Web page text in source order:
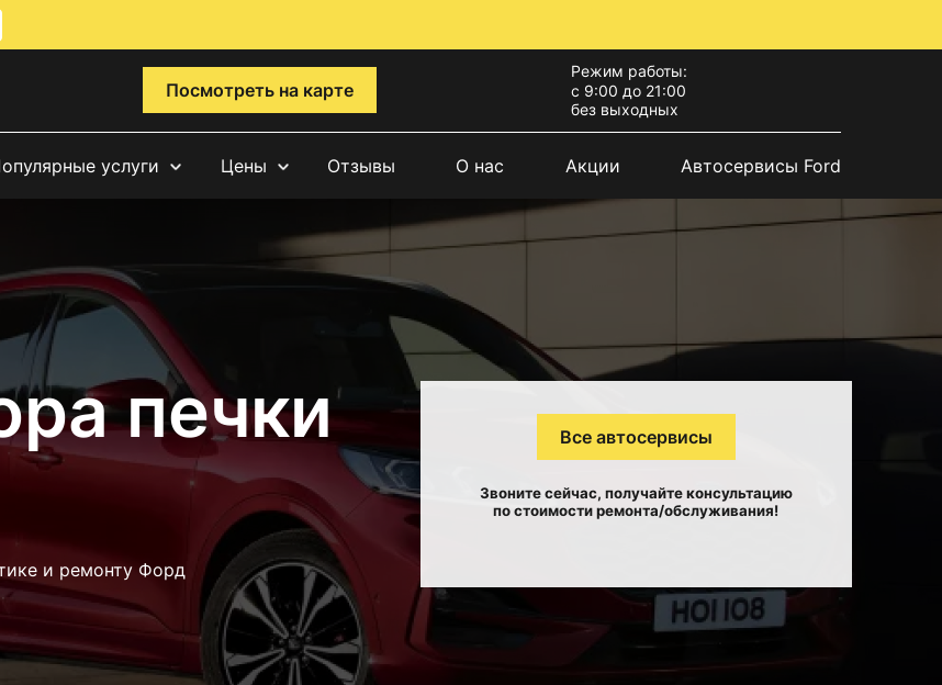
Посмотреть на карте
Режим работы:
с 9:00 до 21:00
без выходных
услуги Цены Отзывы О нас Акции Автосервисы Ford
печки
и ремонту Форд
Все автосервисы
Звоните сейчас, получайте консультацию
по стоимости ремонта/обслуживания!